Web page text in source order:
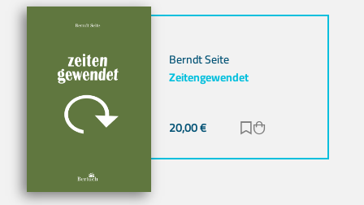
Berndt Seite
Zeitengewendet
20,00€ Zur Merkliste